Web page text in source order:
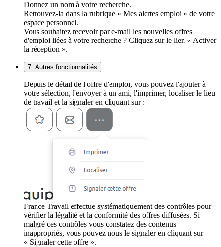
Donnez un nom à votre recherche.
Retrouvez-la dans la rubrique « Mes alertes emploi » de votre
espace personnel.
Vous souhaitez recevoir par e-mail les nouvelles offres
d'emploi liées à votre recherche ? Cliquez sur le lien « Activer
la réception ».
7. Autres fonctionnalités
Depuis le détail de l'offre d'emploi, vous pouvez l'ajouter à
votre sélection, l'envoyer à un ami, l'imprimer, localiser le lieu
de travail et la signaler en cliquant sur :
France Travail effectue systématiquement des contrôles pour
vérifier la légalité et la conformité des offres diffusées. Si
malgré ces contrôles vous constatez des contenus
inappropriés, vous pouvez nous le signaler en cliquant sur
« Signaler cette offre ».